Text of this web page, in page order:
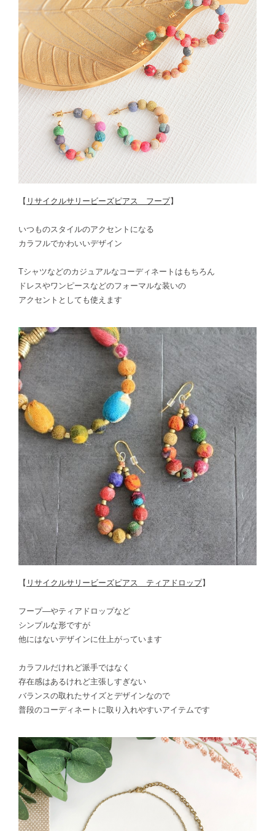
【 リサイクルサリービーズピアス フープ】
いつものスタイルのアクセントになる
カラフルでかわいいデザイン
Tシャツなどのカジュアルなコーディネートはもちろん
ドレスやワンピースなどのフォーマルな装いの
アクセントとしても使えます
【 リサイクルサリービーズピアス ティアドロップ】
フープ―やティアドロップなど
シンプルな形ですが
他にはないデザインに仕上がっています
カラフルだけれど派手ではなく
存在感はあるけれど主張しすぎない
バランスの取れたサイズとデザインなので
普段のコーディネートに取り入れやすいアイテムです